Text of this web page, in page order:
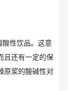
性饮品。这意
且还有一定的保
原浆的酸碱性对